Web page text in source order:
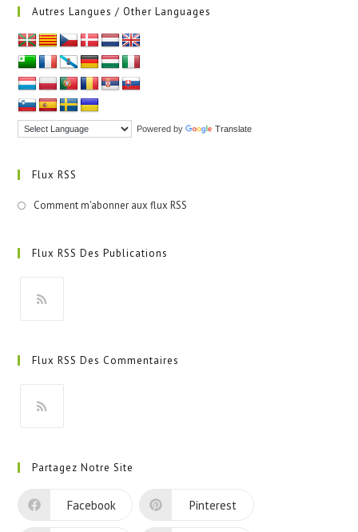
Autres Langues / Other Languages
Powered by Translate
Flux RSS
Comment m'abonner aux flux RSS
Flux RSS Des Publications
un
onglet
Flux RSS Des Commentaires
un
nouvel
Partagez Notre Site
Facebook Pinterest